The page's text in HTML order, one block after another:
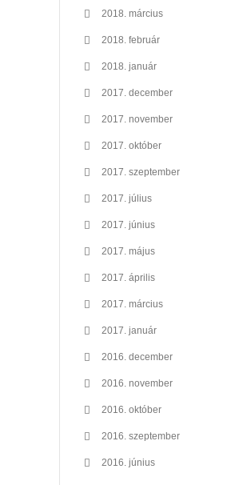
2018. március
2018. február
2018. január
2017. december
2017. november
2017. október
2017. szeptember
2017. július
2017. június
2017. május
2017. április
2017. március
2017. január
2016. december
2016. november
2016. október
2016. szeptember
2016. június